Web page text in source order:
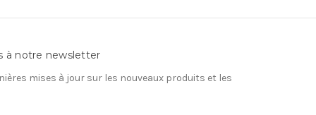
à notre newsletter
mises à jour sur les nouveaux produits et les